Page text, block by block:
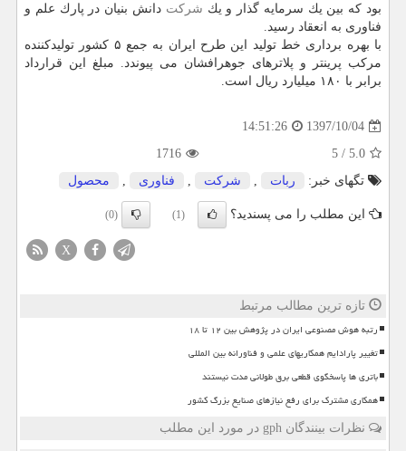
بود كه بین یك سرمایه گذار و یك شركت دانش بنیان در پارك علم و
فناوری به انعقاد رسید.
با بهره برداری خط تولید این طرح ایران به جمع ۵ كشور تولیدكننده
مركب پرینتر و پلاترهای جوهرافشان می پیوندد. مبلغ این قرارداد
برابر با ۱۸۰ میلیارد ریال است.
1397/10/04
14:51:26
5.0
/
5
1716
تگهای خبر:
ربات , شركت , فناوری , محصول
این مطلب را می پسندید؟ (1)
(0)
X
تازه ترین مطالب مرتبط
رتبه هوش مصنوعی ایران در پژوهش بین ۱۲ تا ۱۸
تغییر پارادایم همکاریهای علمی و فناورانه بین المللی
باتری ها پاسخگوی قطعی برق طولانی مدت نیستند
همکاری مشترک برای رفع نیازهای صنایع بزرگ کشور
نظرات بینندگان gph در مورد این مطلب